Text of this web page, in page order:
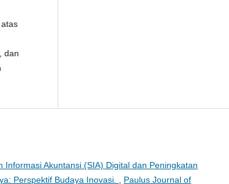
dan
Informasi Akuntansi (SIA) Digital dan Peningkatan
Perspektif Budaya Inovasi.
Paulus Journal of